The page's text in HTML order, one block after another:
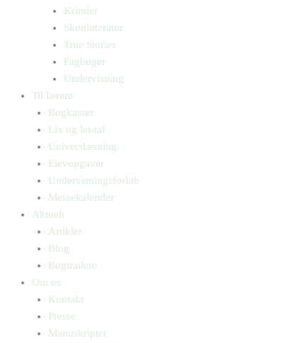
Krimier
Skønlitteratur
True Stories
Fagbøger
Undervisning
Til lærere
Bogkasser
Lix og let-tal
Universlæsning
Elevopgaver
Undervisningsforløb
Messekalender
Aktuelt
Artikler
Blog
Bogtrailere
Om os
Kontakt
Presse
Manuskripter